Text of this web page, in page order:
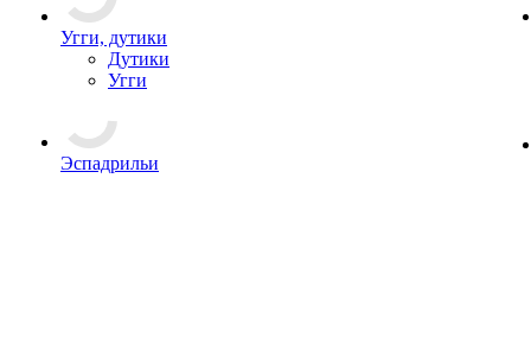
Угги, дутики
Дутики
Угги
Эспадрильи